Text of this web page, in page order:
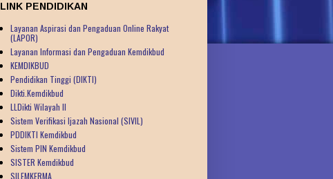
LINK PENDIDIKAN
Layanan Aspirasi dan Pengaduan Online Rakyat
(LAPOR)
Layanan Informasi dan Pengaduan Kemdikbud
KEMDIKBUD
Pendidikan Tinggi (DIKTI)
Dikti.Kemdikbud
LLDikti Wilayah II
Sistem Verifikasi Ijazah Nasional (SIVIL)
PDDIKTI Kemdikbud
Sistem PIN Kemdikbud
SISTER Kemdikbud
SILEMKERMA